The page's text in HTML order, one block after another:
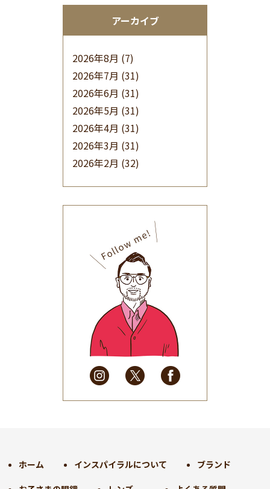
アーカイブ
2026年8月 (7)
2026年7月 (31)
2026年6月 (31)
2026年5月 (31)
2026年4月 (31)
2026年3月 (31)
2026年2月 (32)
(32)
2025年9月(30)
2025年8月(31)
2025年7月(37)
2025年6月(48)
2025年5月
(41)
2025年4月
(32)
2025年3月(31)
2025年2月
(28)
2025年1月
(34)
2024年9月(30)
ホーム インスパイラルについて ブランド